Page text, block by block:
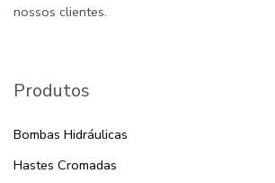
nossos clientes.
Produtos
Bombas Hidráulicas
Hastes Cromadas